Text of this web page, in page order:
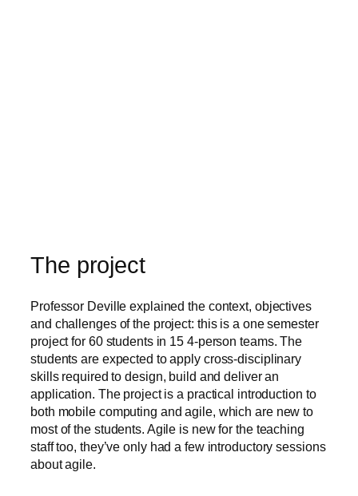
The project
Professor Deville explained the context, objectives
and challenges of the project: this is a one semester
project for 60 students in 15 4-person teams. The
students are expected to apply cross-disciplinary
skills required to design, build and deliver an
application. The project is a practical introduction to
both mobile computing and agile, which are new to
most of the students. Agile is new for the teaching
staff too, they’ve only had a few introductory sessions
about agile.